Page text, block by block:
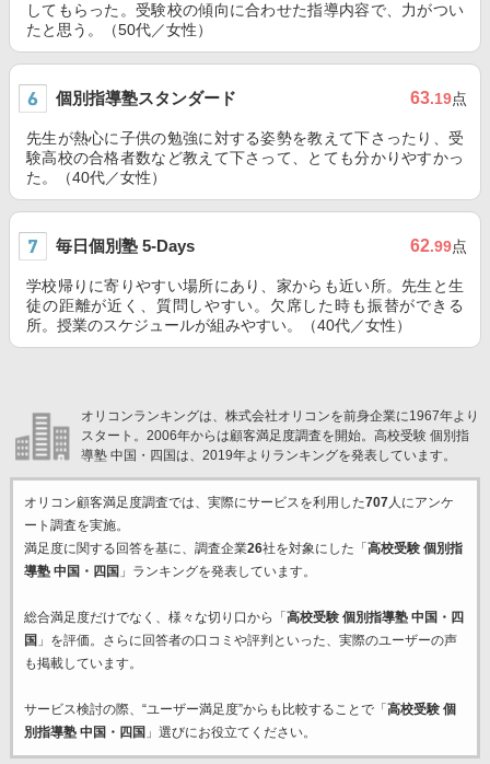
してもらった。受験校の傾向に合わせた指導内容で、力がつい
たと思う。（50代／女性）
個別指導塾スタンダード 63.19点
先生が熱心に子供の勉強に対する姿勢を教えて下さったり、受
験高校の合格者数など教えて下さって、とても分かりやすかっ
た。（40代／女性）
毎日個別塾 5-Days 62.99点
学校帰りに寄りやすい場所にあり、家からも近い所。先生と生
徒の距離が近く、質問しやすい。欠席した時も振替ができる
所。授業のスケジュールが組みやすい。（40代／女性）
オリコンランキングは、株式会社オリコンを前身企業に1967年より
スタート。2006年からは顧客満足度調査を開始。高校受験 個別指
導塾 中国・四国は、2019年よりランキングを発表しています。
オリコン顧客満足度調査では、実際にサービスを利用した707人にアンケ
ート調査を実施。
満足度に関する回答を基に、調査企業26社を対象にした「 高校受験 個別指
導塾 中国・四国 」ランキングを発表しています。
総合満足度だけでなく、様々な切り口から「 高校受験 個別指導塾 中国・四
国 」を評価。さらに回答者の口コミや評判といった、実際のユーザーの声
も掲載しています。
サービス検討の際、“ユーザー満足度”からも比較することで「 高校受験 個
別指導塾 中国・四国 」選びにお役立てください。